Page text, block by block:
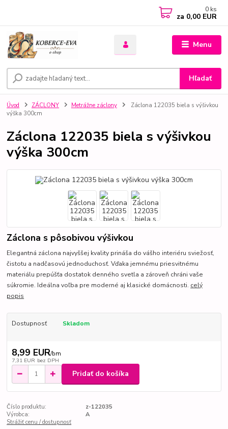
Menu
Hľadať
0 ks
za 0,00 EUR
Úvod ZÁCLONY Metrážne záclony
Záclona 122035 biela s výšivkou
výška 300cm
Záclona 122035 biela s výšivkou
výška 300cm
Záclona s pôsobivou výšivkou
Elegantná záclona najvyššej kvality prináša do vášho interiéru sviežosť,
čistotu a nadčasovú jednoduchosť. Vďaka jemnému priesvitnému
materiálu prepúšťa dostatok denného svetla a zároveň chráni vaše
súkromie. Ideálna voľba pre moderné aj klasické domácnosti. celý
popis
Dostupnosť Skladom
8,99 EUR/bm
7,31 EUR bez DPH
Pridať do košíka
Číslo produktu:
z-122035
Výrobca:
A
Strážiť cenu / dostupnosť